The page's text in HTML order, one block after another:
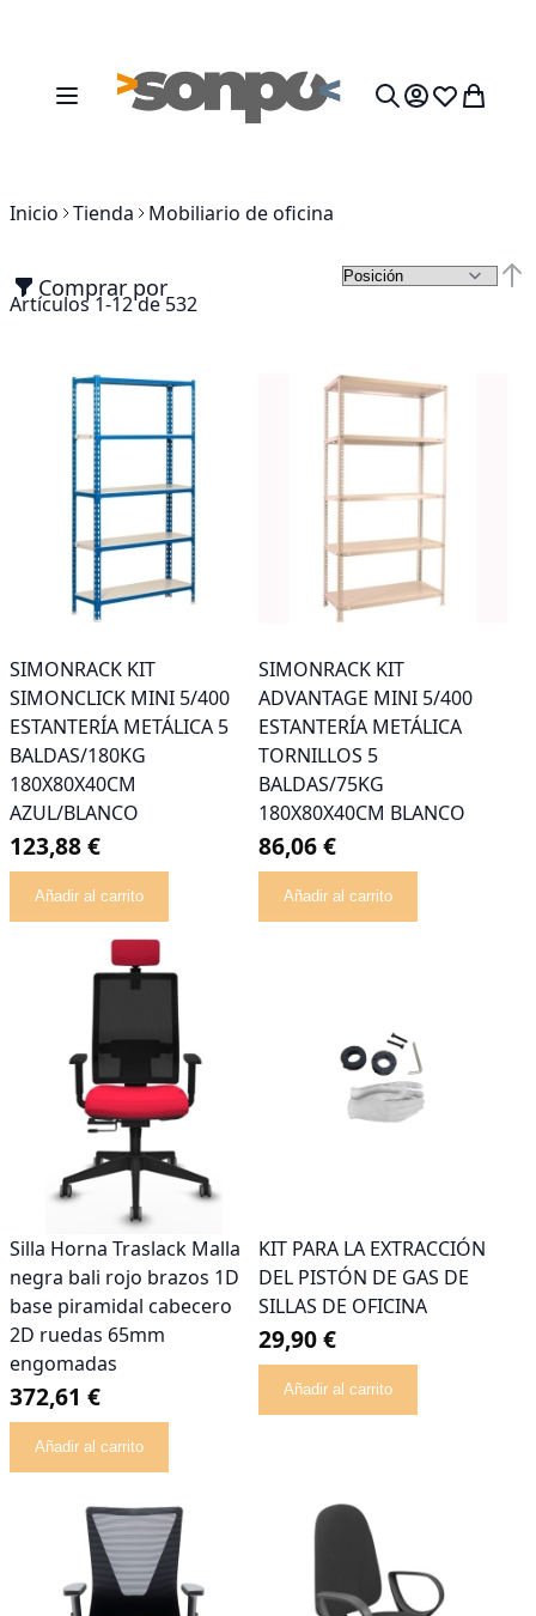
Toggle Nav Mi cesta
Inicio Tienda Mobiliario de oficina
Comprar por
Artículos1-12de532
SIMONRACK KIT
SIMONCLICK MINI 5/400
ESTANTERÍA METÁLICA 5
BALDAS/180KG
180X80X40CM
AZUL/BLANCO
123,88 €
Añadir al carrito
SIMONRACK KIT
ADVANTAGE MINI 5/400
ESTANTERÍA METÁLICA
TORNILLOS 5
BALDAS/75KG
180X80X40CM BLANCO
86,06 €
Añadir al carrito
Silla Horna Traslack Malla
negra bali rojo brazos 1D
base piramidal cabecero
2D ruedas 65mm
engomadas
372,61 €
Añadir al carrito
KIT PARA LA EXTRACCIÓN
DEL PISTÓN DE GAS DE
SILLAS DE OFICINA
29,90 €
Añadir al carrito